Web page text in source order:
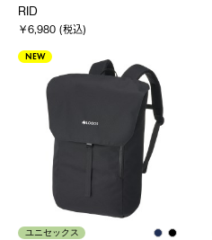
RID
￥6,980 (税込)
NEW
ユニセックス